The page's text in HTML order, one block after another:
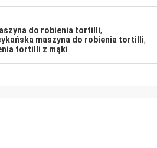
do robienia tortilli,
maszyna do robienia tortilli,
tortilli z mąki